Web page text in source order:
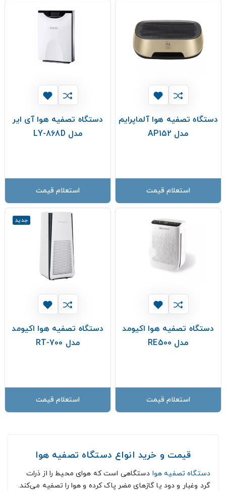
دستگاه تصفیه هوا آلماپرایم
مدل AP152
استعلام قیمت
دستگاه تصفیه هوا آی ایر
مدل LY-868D
استعلام قیمت
دستگاه تصفیه هوا اکیومد
مدل RE500
استعلام قیمت
جدید
دستگاه تصفیه هوا اکیومد
مدل RT-700
استعلام قیمت
قیمت و خرید انواع دستگاه تصفیه هوا
دستگاه تصفیه هوا دستگاهی است که هوای محیط را از ذرات
گرد وغبار و دود یا گازهای مضر پاک کرده و هوا را تصفیه می‌کند.